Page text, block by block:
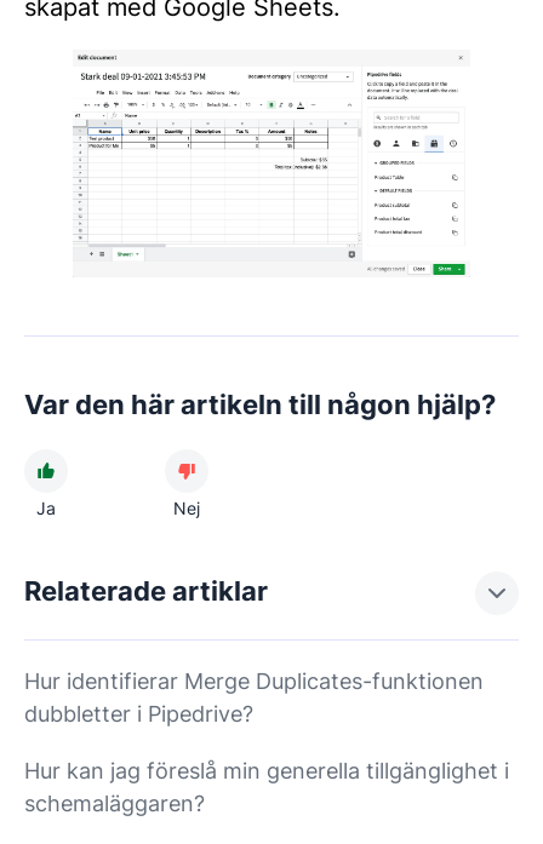
skapat med Google Sheets.
Var den här artikeln till någon hjälp?
Ja Nej
Relaterade artiklar
Hur identifierar Merge Duplicates-funktionen
dubbletter i Pipedrive?
Hur kan jag föreslå min generella tillgänglighet i
schemaläggaren?